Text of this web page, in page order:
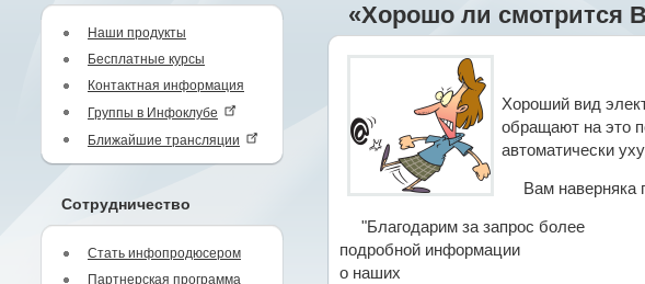
Наши продукты
Бесплатные курсы
Контактная информация
Группы в Инфоклубе
Ближайшие трансляции
Сотрудничество
Стать инфопродюсером
Партнерская программа
«Хорошо ли смотрится
Хороший вид
обращают на это
автоматически
Вам наверняка
"Благодарим за запрос более
подробной информации
о наших